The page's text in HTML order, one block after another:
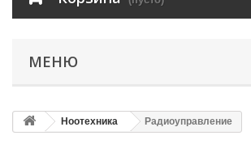
МЕНЮ
Ноотехника Радиоуправление